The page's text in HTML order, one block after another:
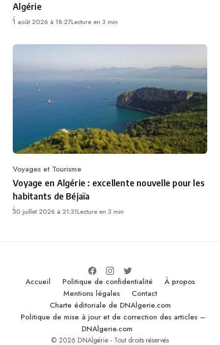
Algérie
1 août 2026 à 18:27Lecture en 3 min
Category
Voyages et Tourisme
Voyage en Algérie : excellente nouvelle pour les
habitants de Béjaïa
30 juillet 2026 à 21:31Lecture en 3 min
Accueil Politique de confidentialité
À propos
Mentions légales
Contact
Charte éditoriale de DNAlgerie.com
Politique de mise à jour et de correction des articles –
DNAlgerie.com
© 2026 DNAlgérie - Tout droits réservés